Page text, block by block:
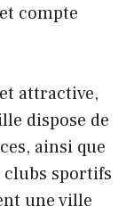
compte
attractive,
dispose de
ainsi que
clubs sportifs
une ville